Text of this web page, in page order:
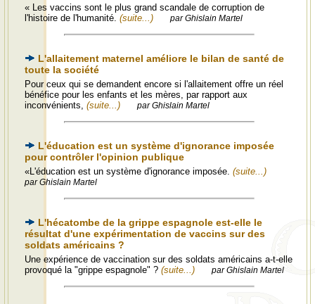
« Les vaccins sont le plus grand scandale de corruption de
l'histoire de l'humanité. (suite...) par Ghislain Martel
L'allaitement maternel améliore le bilan de santé de
toute la société
Pour ceux qui se demandent encore si l'allaitement offre un réel
bénéfice pour les enfants et les mères, par rapport aux
inconvénients, (suite...) par Ghislain Martel
L'éducation est un système d'ignorance imposée
pour contrôler l'opinion publique
«L'éducation est un système d'ignorance imposée. (suite...)
par Ghislain Martel
L'hécatombe de la grippe espagnole est-elle le
résultat d'une expérimentation de vaccins sur des
soldats américains ?
Une expérience de vaccination sur des soldats américains a-t-elle
provoqué la "grippe espagnole" ? (suite...) par Ghislain Martel